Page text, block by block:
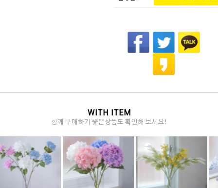
WITH ITEM
함께 구매하기 좋은상품도 확인해 보세요!